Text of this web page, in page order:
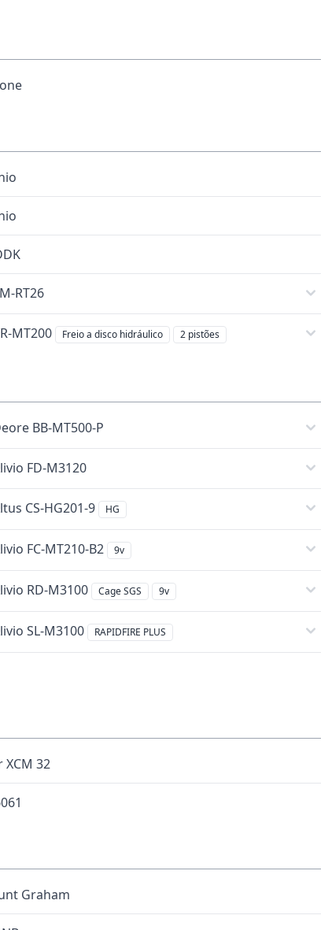
RT26
MT200 Freio a disco hidráulico 2 pistões
BB-MT500-P
FD-M3120
CS-HG201-9 HG
FC-MT210-B2 9v
RD-M3100 Cage SGS 9v
SL-M3100 RAPIDFIRE PLUS
XCM 32
Graham